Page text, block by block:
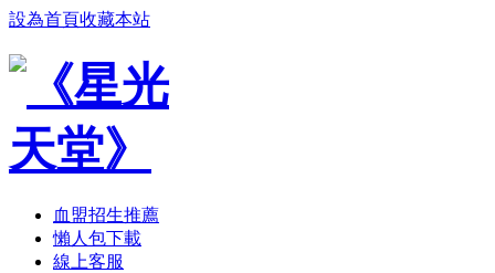
設為首頁收藏本站
血盟招生推薦
懶人包下載
線上客服